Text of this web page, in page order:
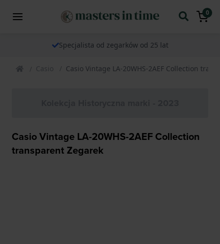
0
Specjalista od zegarków od 25 lat
Casio Casio Vintage LA-20WHS-2AEF Collection
Casio Vintage LA-20WHS-2AEF Collection
transparent Zegarek